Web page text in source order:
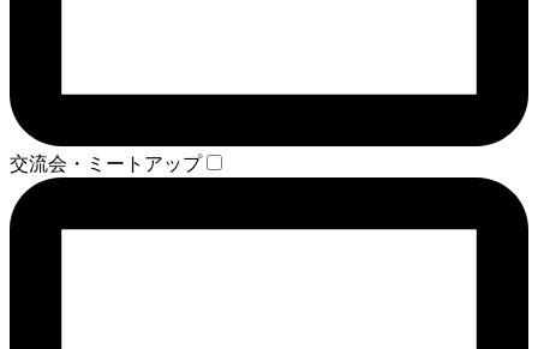
交流会・ミートアップ